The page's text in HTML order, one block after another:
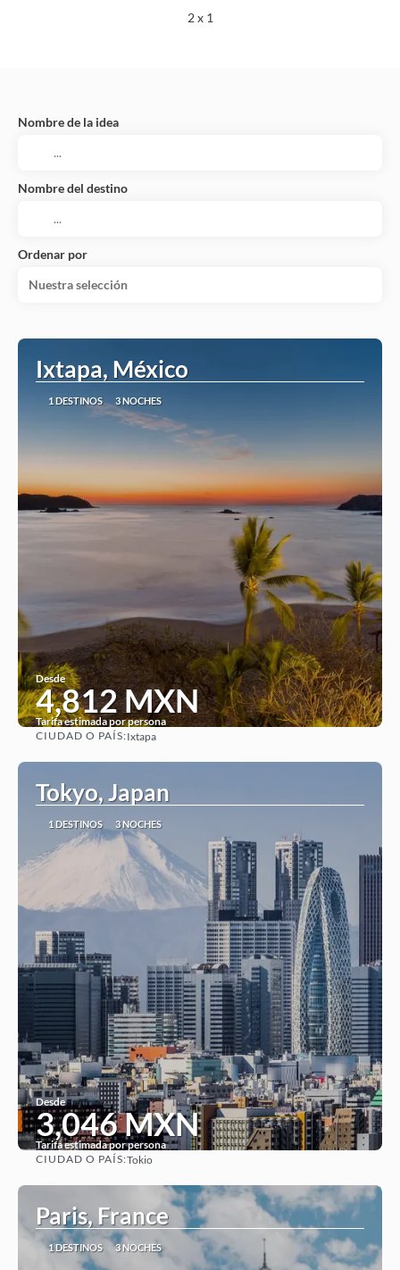
2 x 1
Nombre de la idea
Nombre del destino
Ordenar por
Nuestra selección
Ixtapa, México
1 DESTINOS 3 NOCHES
Desde
4,812 MXN
Tarifa estimada por persona
CIUDAD O PAÍS:Ixtapa
Tokyo, Japan
1 DESTINOS 3 NOCHES
Desde
3,046 MXN
Tarifa estimada por persona
CIUDAD O PAÍS:Tokio
Paris, France
1 DESTINOS 3 NOCHES